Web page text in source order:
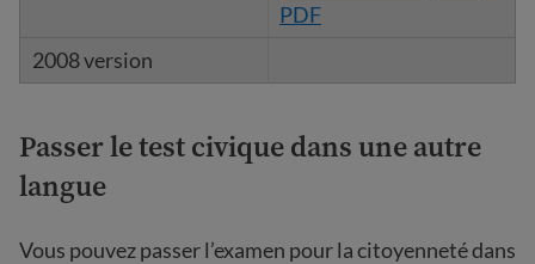
PDF
Passer le test civique dans une autre
langue
Vous pouvez passer l’examen pour la citoyenneté dans